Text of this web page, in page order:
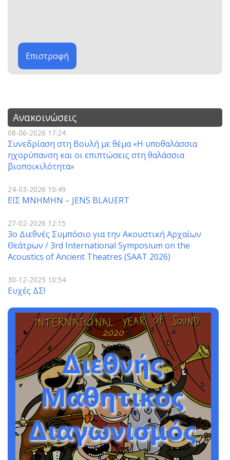
Επιστροφή
Ανακοινώσεις
08-06-2026 17:24
Συνεδρίαση στη Βουλή με θέμα «Η υποθαλάσσια
ηχορύπανση και οι επιπτώσεις στη θαλάσσια
βιοποικιλότητα»
24-03-2026 10:49
ΕΙΣ ΜΝΗΜΗΝ – JENS BLAUERT
27-02-2026 12:15
3o Διεθνές Συμπόσιο για την Ακουστική Αρχαίων
Θεάτρων / 3rd International Symposium on the
Acoustics of Ancient Theatres (SAAT 2026)
30-12-2025 10:54
Ευχές ΔΣ!